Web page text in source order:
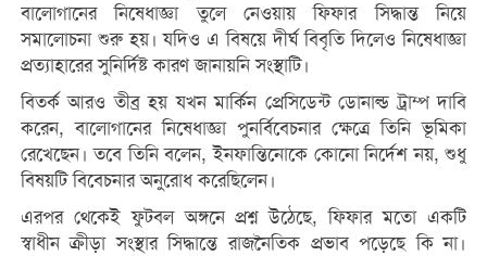
বালোগানের নিষেধাজ্ঞা তুলে নেওয়ায় ফিফার সিদ্ধান্ত নিয়ে
সমালোচনা শুরু হয়। যদিও এ বিষয়ে দীর্ঘ বিবৃতি দিলেও নিষেধাজ্ঞা
প্রত্যাহারের সুনির্দিষ্ট কারণ জানায়নি সংস্থাটি।
বিতর্ক আরও তীব্র হয় যখন মার্কিন প্রেসিডেন্ট ডোনাল্ড ট্রাম্প দাবি
করেন, বালোগানের নিষেধাজ্ঞা পুনর্বিবেচনার ক্ষেত্রে তিনি ভূমিকা
রেখেছেন। তবে তিনি বলেন, ইনফান্তিনোকে কোনো নির্দেশ নয়, শুধু
বিষয়টি বিবেচনার অনুরোধ করেছিলেন।
এরপর থেকেই ফুটবল অঙ্গনে প্রশ্ন উঠেছে, ফিফার মতো একটি
স্বাধীন ক্রীড়া সংস্থার সিদ্ধান্তে রাজনৈতিক প্রভাব পড়েছে কি না।